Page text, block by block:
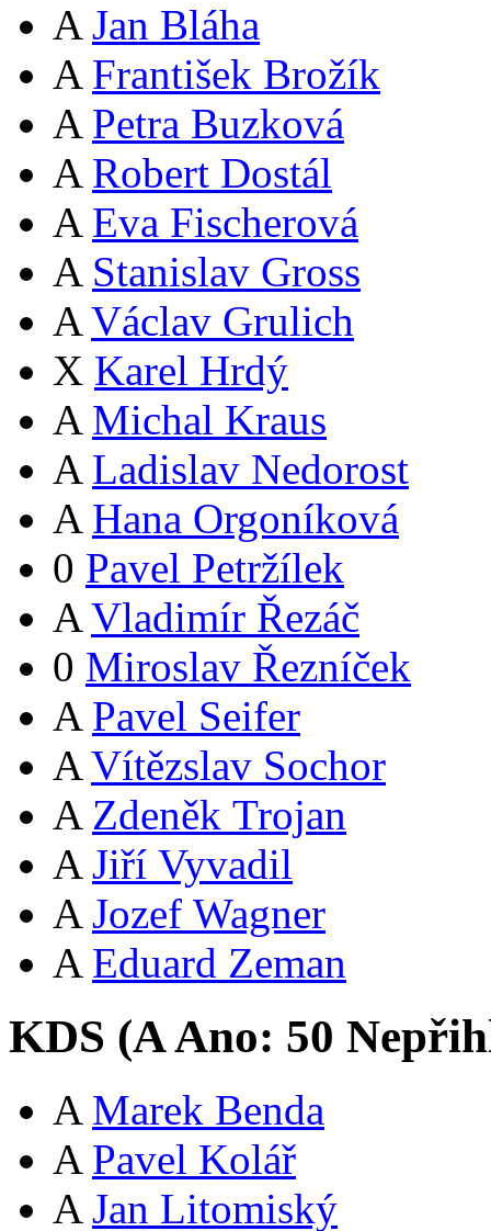
A Jan Bláha
A František Brožík
A Petra Buzková
A Robert Dostál
A Eva Fischerová
A Stanislav Gross
A Václav Grulich
X Karel Hrdý
A Michal Kraus
A Ladislav Nedorost
A Hana Orgoníková
0 Pavel Petržílek
A Vladimír Řezáč
0 Miroslav Řezníček
A Pavel Seifer
A Vítězslav Sochor
A Zdeněk Trojan
A Jiří Vyvadil
A Jozef Wagner
A Eduard Zeman
KDS (AAno: 50
A Marek Benda
A Pavel Kolář
A Jan Litomiský